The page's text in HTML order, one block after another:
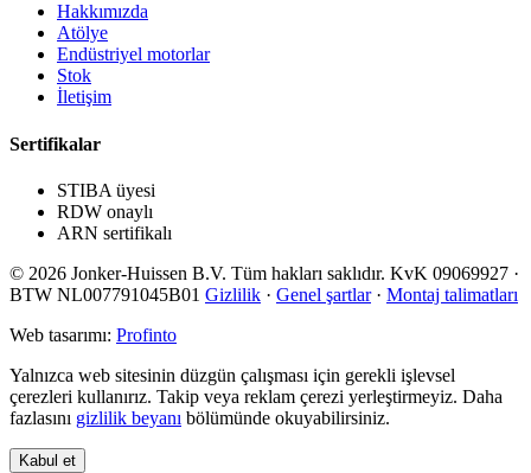
Hakkımızda
Atölye
Endüstriyel motorlar
Stok
İletişim
Sertifikalar
STIBA üyesi
RDW onaylı
ARN sertifikalı
© 2026 Jonker-Huissen B.V. Tüm hakları saklıdır. KvK 09069927 ·
BTW NL007791045B01 Gizlilik · Genel şartlar· Montaj talimatları
Web tasarımı: Profinto
Yalnızca web sitesinin düzgün çalışması için gerekli işlevsel
çerezleri kullanırız. Takip veya reklam çerezi yerleştirmeyiz. Daha
fazlasını gizlilik beyanı bölümünde okuyabilirsiniz.
Kabul et